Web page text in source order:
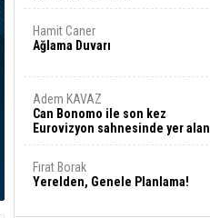
Hamit Caner
Ağlama Duvarı
Adem KAVAZ
Can Bonomo ile son kez
Eurovizyon sahnesinde yer alan
Türkiye 10 yıl aradan sonra
Fırat Borak
Yerelden, Genele Planlama!